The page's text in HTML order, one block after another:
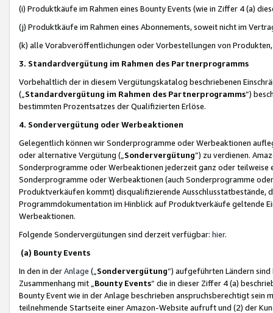
(i) Produktkäufe im Rahmen eines Bounty Events (wie in Ziffer 4 (a)
(j) Produktkäufe im Rahmen eines Abonnements, soweit nicht im
(k) alle Vorabveröffentlichungen oder Vorbestellungen von
3. Standardvergütung im Rahmen des Partnerprogramms
Vorbehaltlich der in diesem Vergütungskatalog beschriebenen
(„ Standardvergütung im Rahmen des Partnerprogramms“)
bestimmten Prozentsatzes der Qualifizierten Erlöse.
4. Sondervergütung oder Werbeaktionen
Gelegentlich können wir Sonderprogramme oder Werbeaktionen
oder alternative Vergütung („ Sondervergütung”) zu verdienen.
Sonderprogramme oder Werbeaktionen jederzeit ganz oder
Sonderprogramme oder Werbeaktionen (auch Sonderprogramme
Produktverkäufen kommt) disqualifizierende Ausschlusstatbestände,
Programmdokumentation im Hinblick auf Produktverkäufe geltende
Werbeaktionen.
Folgende Sondervergütungen sind derzeit verfügbar: hier.
(a) Bounty Events
In den in derAnlage („ Sondervergütung“) aufgeführten Ländern
Zusammenhang mit „ Bounty Events“ die in dieser Ziffer 4 (a)
Bounty Event wie in der Anlage beschrieben anspruchsberechtigt sein
teilnehmende Startseite einer Amazon-Website aufruft und (2) der